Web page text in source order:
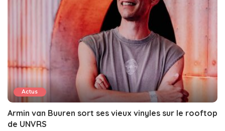
Actus
Armin van Buuren sort ses vieux vinyles sur le rooftop
de UNVRS